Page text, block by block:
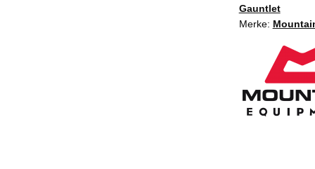
Gauntlet
Merke: